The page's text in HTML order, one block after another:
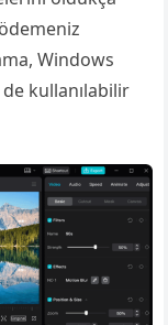
Windows
de kullanılabilir